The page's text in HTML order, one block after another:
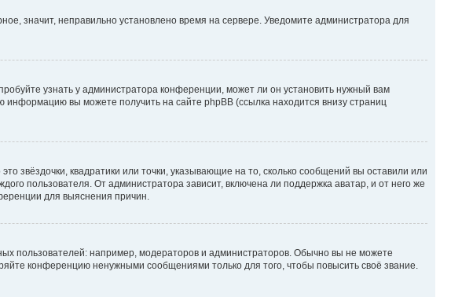
значит, неправильно установлено время на сервере. Уведомите администратора для
узнать у администратора конференции, может ли он установить нужный вам
информацию вы можете получить на сайте phpBB (ссылка находится внизу страниц
звёздочки, квадратики или точки, указывающие на то, сколько сообщений вы оставили или
пользователя. От администратора зависит, включена ли поддержка аватар, и от него же
для выяснения причин.
пользователей: например, модераторов и администраторов. Обычно вы не можете
конференцию ненужными сообщениями только для того, чтобы повысить своё звание.